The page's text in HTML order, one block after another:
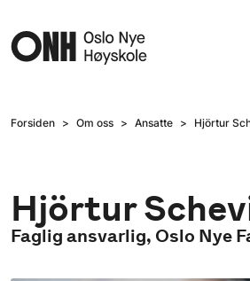
Forsiden Om oss Ansatte Hjörtur
Hjörtur
Faglig ansvarlig, Oslo Nye